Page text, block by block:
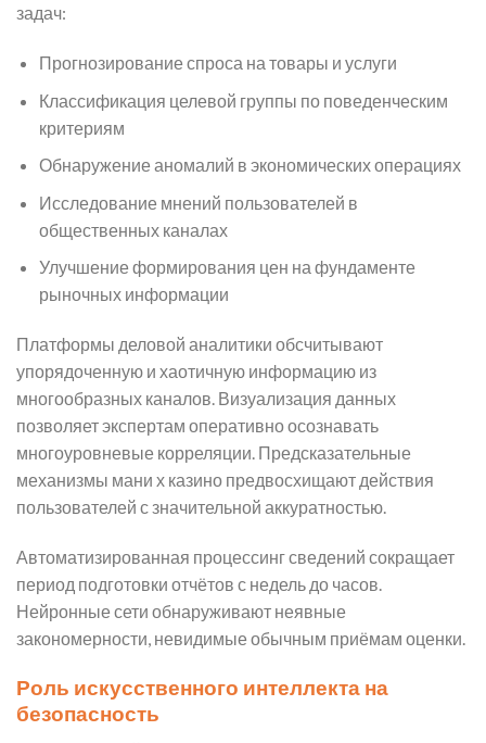
задач:
Прогнозирование спроса на товары и услуги
Классификация целевой группы по поведенческим
критериям
Обнаружение аномалий в экономических операциях
Исследование мнений пользователей в
общественных каналах
Улучшение формирования цен на фундаменте
рыночных информации
Платформы деловой аналитики обсчитывают
упорядоченную и хаотичную информацию из
многообразных каналов. Визуализация данных
позволяет экспертам оперативно осознавать
многоуровневые корреляции. Предсказательные
механизмы мани х казино предвосхищают действия
пользователей с значительной аккуратностью.
Автоматизированная процессинг сведений сокращает
период подготовки отчётов с недель до часов.
Нейронные сети обнаруживают неявные
закономерности, невидимые обычным приёмам оценки.
Роль искусственного интеллекта на
безопасность